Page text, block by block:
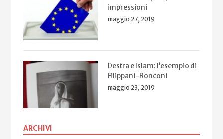
impressioni
maggio 27, 2019
Destra e Islam: l’esempio di
Filippani-Ronconi
maggio 23, 2019
ARCHIVI